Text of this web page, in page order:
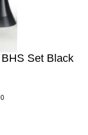
Set Black
0